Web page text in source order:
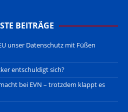
BEITRÄGE
unser Datenschutz mit Füßen
entschuldigt sich?
bei EVN – trotzdem klappt es